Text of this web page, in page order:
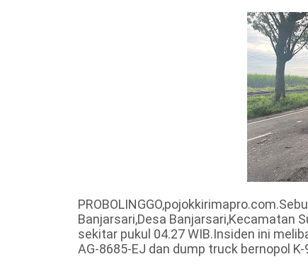
Banjarsari,Desa Banjarsari,Kecamatan
sekitar pukul 04.27 WIB.Insiden ini
AG-8685-EJ dan dump truck bernopol K-